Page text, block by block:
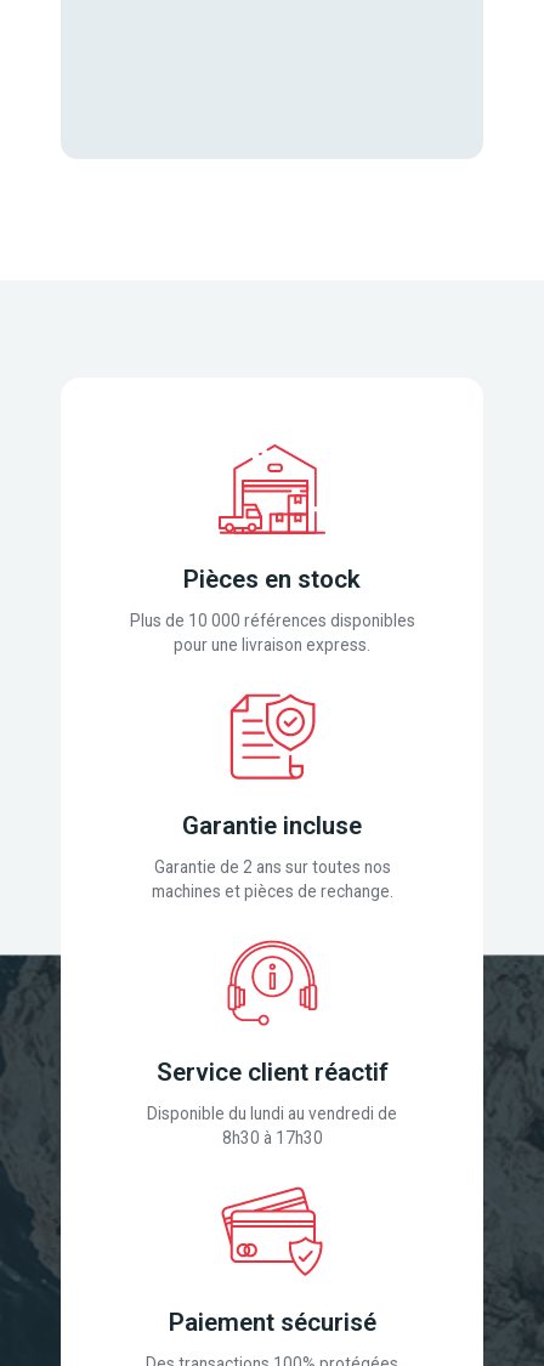
Pièces en stock
Plus de 10 000 références disponibles
pour une livraison express.
Garantie incluse
Garantie de 2 ans sur toutes nos
machines et pièces de rechange.
Service client réactif
Disponible du lundi au vendredi de
8h30 à 17h30
Paiement sécurisé